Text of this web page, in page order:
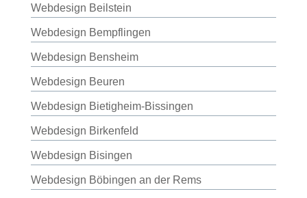
Webdesign Beilstein
Webdesign Bempflingen
Webdesign Bensheim
Webdesign Beuren
Webdesign Bietigheim-Bissingen
Webdesign Birkenfeld
Webdesign Bisingen
Webdesign Böbingen an der Rems